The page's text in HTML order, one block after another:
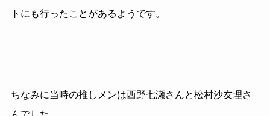
トにも行ったことがあるようです。
ちなみに当時の推しメンは西野七瀬さんと松村沙友理さ